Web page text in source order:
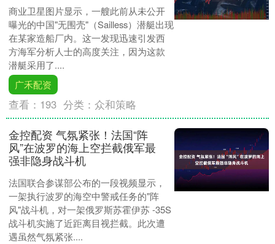
商业卫星图片显示，一艘此前从未公开
曝光的中国"无围壳"（Sailless）潜艇出现
在某家造船厂内。这一发现迅速引发西
方海军分析人士的高度关注，因为这款
潜艇采用了....
广禾配资
查看： 193 分类：众和策略
金控配资 气氛紧张！法国“阵
风”在波罗的海上空拦截俄军最
强非隐身战斗机
法国联合参谋部公布的一段视频显示，
一架执行波罗的海空中警戒任务的"阵
风"战斗机，对一架俄罗斯苏霍伊苏 -35S
战斗机实施了近距离目视拦截。此次遭
遇虽然气氛紧张....